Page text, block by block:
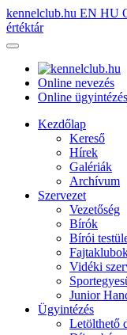
kennelclub.hu EN HU
értéktár
Online nevezés
Online ügyintézés
Kezdőlap
Kereső
Hírek
Galériák
Archívum
Szervezet
Vezetőség
Bírók
Bírói
Vidéki
Junior
Ügyintézés
Letölthető